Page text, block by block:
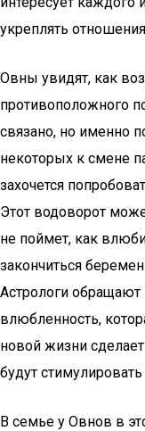
укреплять
Овны увидят, как
противоположного
связано, но именно
некоторых к смене
захочется
Этот водоворот
не поймет, как
закончиться
Астрологи обращают
влюбленность,
новой жизни
будут
В семье у Овнов в